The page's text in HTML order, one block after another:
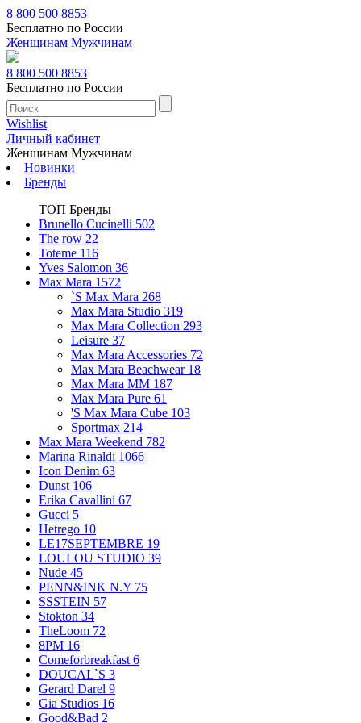
8 800 500 8853
Бесплатно по России
Женщинам Мужчинам
8 800 500 8853
Бесплатно по России
Wishlist
Личный кабинет
Женщинам Мужчинам
Новинки
Бренды
ТОП Бренды
Brunello Cucinelli 502
The row 22
Toteme 116
Yves Salomon 36
Max Mara 1572
`S Max Mara 268
Max Mara Studio 319
Max Mara Collection 293
Leisure 37
Max Mara Accessories 72
Max Mara Beachwear 18
Max Mara MM 187
Max Mara Pure 61
'S Max Mara Cube 103
Sportmax 214
Max Mara Weekend 782
Marina Rinaldi 1066
Icon Denim 63
Dunst 106
Erika Cavallini 67
Gucci 5
Hetrego 10
LE17SEPTEMBRE 19
LOULOU STUDIO 39
Nude 45
PENN&INK N.Y 75
SSSTEIN 57
Stokton 34
TheLoom 72
8PM 16
Comeforbreakfast 6
DOUCAL`S 3
Gerard Darel 9
Gia Studios 16
Good&Bad 2